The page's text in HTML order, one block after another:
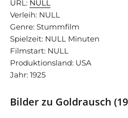
URL: NULL
Verleih: NULL
Genre: Stummfilm
Spielzeit: NULL Minuten
Filmstart: NULL
Produktionsland: USA
Jahr: 1925
Bilder zu Goldrausch